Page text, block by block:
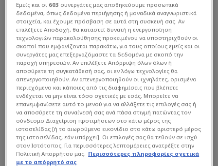
Εμείς και οι 603 συνεργάτες μας αποθηκεύουμε προσωπικά
δεδομένα, όπως δεδομένα περιήγησης ή μοναδικά αναγνωριστικά
στοιχεία, και έχουμε πρόσβαση σε αυτά στη συσκευή σας. Αν
επιλέξετε Αποδοχή, θα καταστεί δυνατή η ενεργοποίηση
τεχνολογιών παρακολούθησης προκειμένου να υποστηριχθούν οι
σκοποί που εμφανίζονται παρακάτω, για τους οποίους εμείς και οι
συνεργάτες μας επεξεργαζόμαστε τα δεδομένα με σκοπό την
παροχή υπηρεσιών. Αν επιλέξετε Απόρριψη όλων όλων ή
αποσύρετε τη συγκατάθεσή σας, οι εν λόγω τεχνολογίες θα
απενεργοποιηθούν. Αν απενεργοποιηθούν οι ιχνηλάτες, ορισμένο
περιεχόμενο και κάποιες από τις διαφημίσεις που βλέπετε
ενδέχεται να μην είναι τόσο σχετικές με εσάς. Μπορείτε να
επανεμφανίσετε αυτό το μενού για να αλλάξετε τις επιλογές σας ή
να αποσύρετε τη συναίνεσή σας ανά πάσα στιγμή πατώντας τον
σύνδεσμο Διαχείριση προτιμήσεων στο κάτω μέρος της
ιστοσελίδας [ή το αιωρούμενο εικονίδιο στο κάτω αριστερό μέρος
της ιστοσελίδας, εάν υπάρχει]. Οι επιλογές σας θα τεθούν σε ισχύ
στον Ιστότοπος. Για περισσότερες λεπτομέρειες ανατρέξτε στην
Πολιτική Απορρήτου μας. Περισσότερες πληροφορίες σχετικά
με το απόρρητό σας